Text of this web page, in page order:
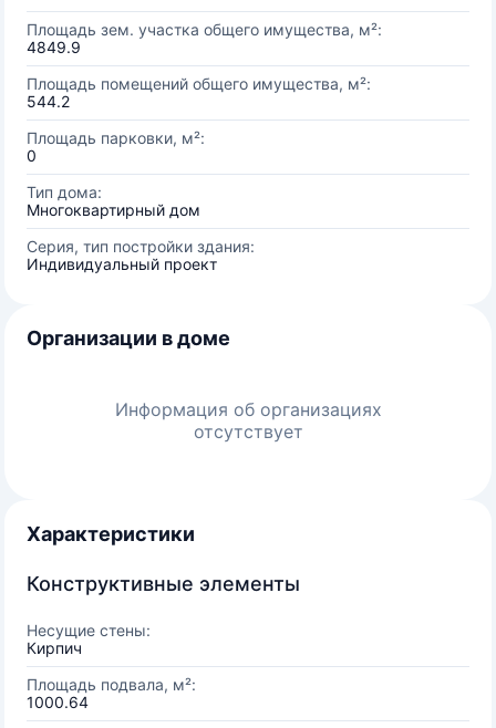
Площадь зем. участка общего имущества, м²:
4849.9
Площадь помещений общего имущества, м²:
544.2
Площадь парковки, м²:
0
Тип дома:
Многоквартирный дом
Серия, тип постройки здания:
Индивидуальный проект
Организации в доме
Информация об организациях
отсутствует
Характеристики
Конструктивные элементы
Несущие стены:
Кирпич
Площадь подвала, м²:
1000.64